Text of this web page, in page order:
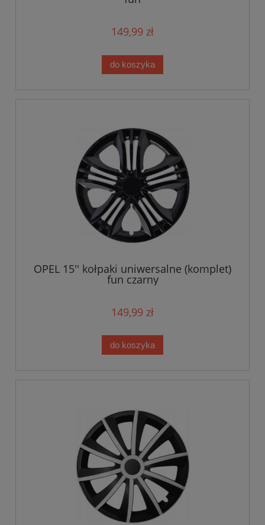
149,99 zł
do koszyka
OPEL 15'' kołpaki uniwersalne (komplet)
fun czarny
149,99 zł
do koszyka